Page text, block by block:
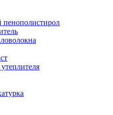
пенополистирол